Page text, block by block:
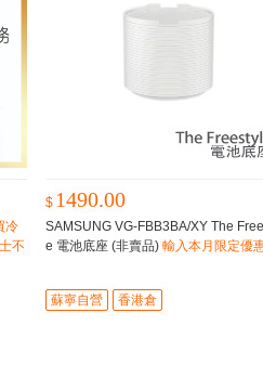
冷
不
$ 1490.00
SAMSUNG VG-FBB3BA/XY The
e 電池底座 (非賣品) 輸入本月限定優
蘇寧自營 香港倉